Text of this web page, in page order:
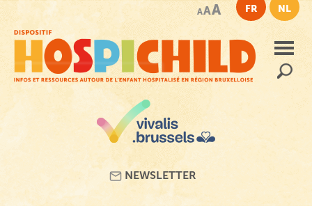
contenu
principal
AAA FR NL
NEWSLETTER